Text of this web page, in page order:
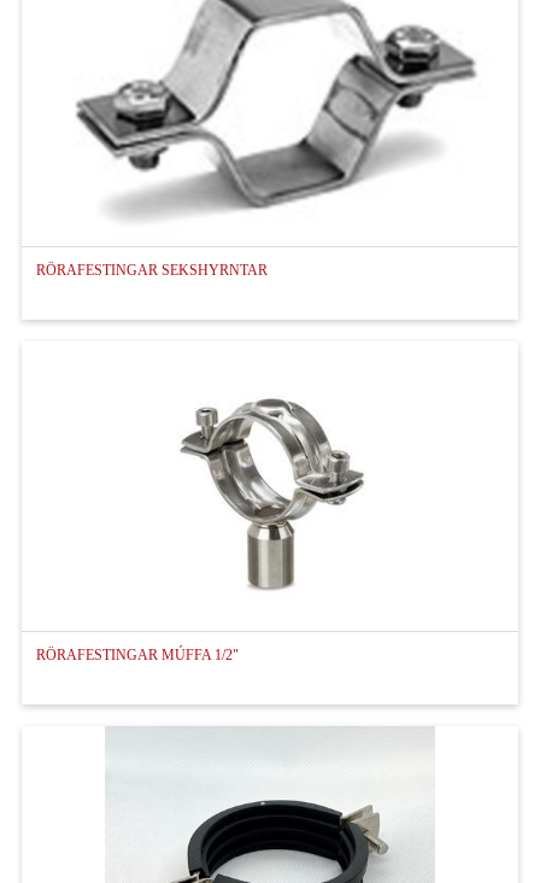
RÖRAFESTINGAR SEKSHYRNTAR
RÖRAFESTINGAR MÚFFA 1/2"